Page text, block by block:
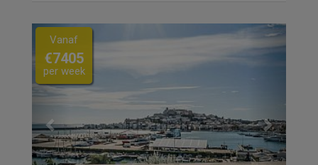
Previous Next
Vanaf
€7405
per week